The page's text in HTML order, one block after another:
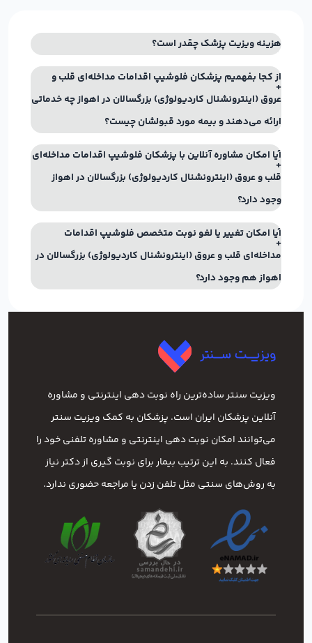
هزینه ویزیت پزشک چقدر است؟
از کجا بفهمیم پزشکان فلوشیپ اقدامات مداخله‌ای قلب و
عروق (اینترونشنال کاردیولوژی) بزرگسالان در اهواز چه خدماتی
ارائه می‌دهند و بیمه مورد قبولشان چیست؟
آیا امکان مشاوره آنلاین با پزشکان فلوشیپ اقدامات مداخله‌ای
قلب و عروق (اینترونشنال کاردیولوژی) بزرگسالان در اهواز
وجود دارد؟
آیا امکان تغییر یا لغو نوبت متخصص فلوشیپ اقدامات
مداخله‌ای قلب و عروق (اینترونشنال کاردیولوژی) بزرگسالان در
اهواز هم وجود دارد؟
ویزیت سنتر ساده‌ترین راه نوبت‌ دهی اینترنتی و مشاوره
آنلاین پزشکان ایران است. پزشکان به کمک ویزیت سنتر
می‌توانند امکان نوبت دهی اینترنتی و مشاوره تلفنی خود را
فعال کنند. به این ترتیب بیمار برای نوبت گیری از دکتر نیاز
به روش‌های سنتی مثل تلفن زدن یا مراجعه حضوری ندارد.